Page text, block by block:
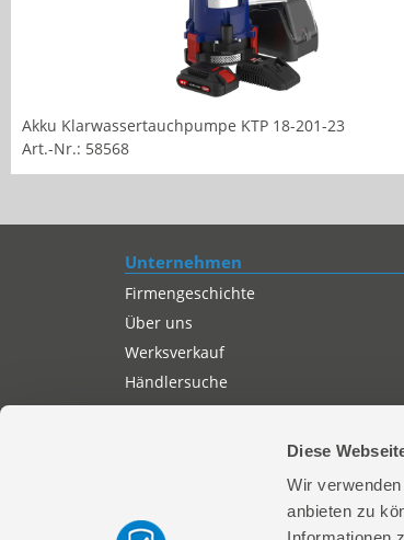
Diese
Wir
anbieten zu
Akku Klarwassertauchpumpe KTP 18-201-23
Art.-Nr.: 58568
Unternehmen
Firmengeschichte
Über uns
Werksverkauf
Händlersuche
Servicepartner-International
Autorisierter Internetpartner